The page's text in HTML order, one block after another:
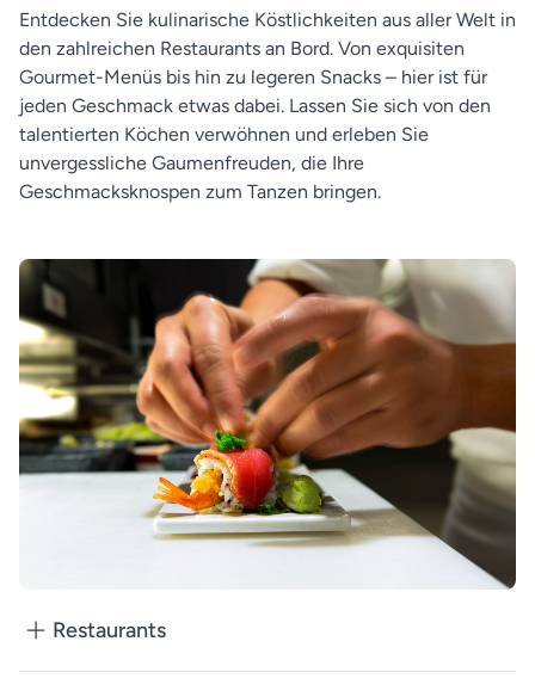
Entdecken Sie kulinarische Köstlichkeiten aus aller Welt in
den zahlreichen Restaurants an Bord. Von exquisiten
Gourmet-Menüs bis hin zu legeren Snacks – hier ist für
jeden Geschmack etwas dabei. Lassen Sie sich von den
talentierten Köchen verwöhnen und erleben Sie
unvergessliche Gaumenfreuden, die Ihre
Geschmacksknospen zum Tanzen bringen.
Restaurants